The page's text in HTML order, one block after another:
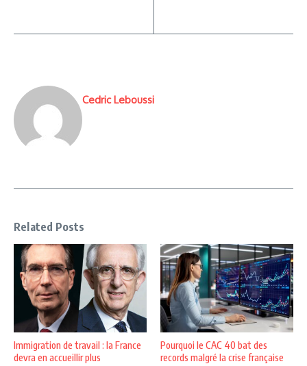
Cedric Leboussi
Related Posts
Immigration de travail : la France
devra en accueillir plus
Pourquoi le CAC 40 bat des
records malgré la crise française